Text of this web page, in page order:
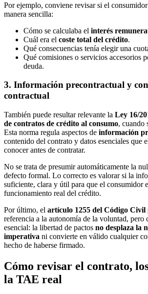
Por ejemplo, conviene revisar si el
manera sencilla:
Cómo se calculaba el interés
Cuál era el coste total del crédito.
Qué consecuencias tenía elegir una
Qué comisiones o servicios accesorios
deuda.
3. Información precontractual y
contractual
También puede resultar relevante la Ley 16/
de contratos de crédito al consumo, cuando
Esta norma regula aspectos de información
contenido del contrato y datos esenciales que
conocer antes de contratar.
No se trata de presumir automáticamente la
defecto formal. Lo correcto es valorar si la
suficiente, clara y útil para que el consumidor
funcionamiento real del crédito.
Por último, el artículo 1255 del Código Civil
referencia a la autonomía de la voluntad, pero
esencial: la libertad de pactos no desplaza la
imperativa ni convierte en válido cualquier
hecho de haberse firmado.
Cómo revisar el contrato,
la TAE real